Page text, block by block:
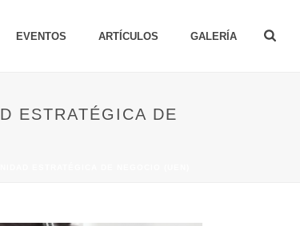
EVENTOS ARTÍCULOS GALERÍA
ESTRATÉGICA DE